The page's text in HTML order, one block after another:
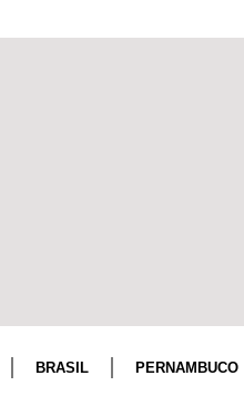
BRASIL PERNAMBUCO